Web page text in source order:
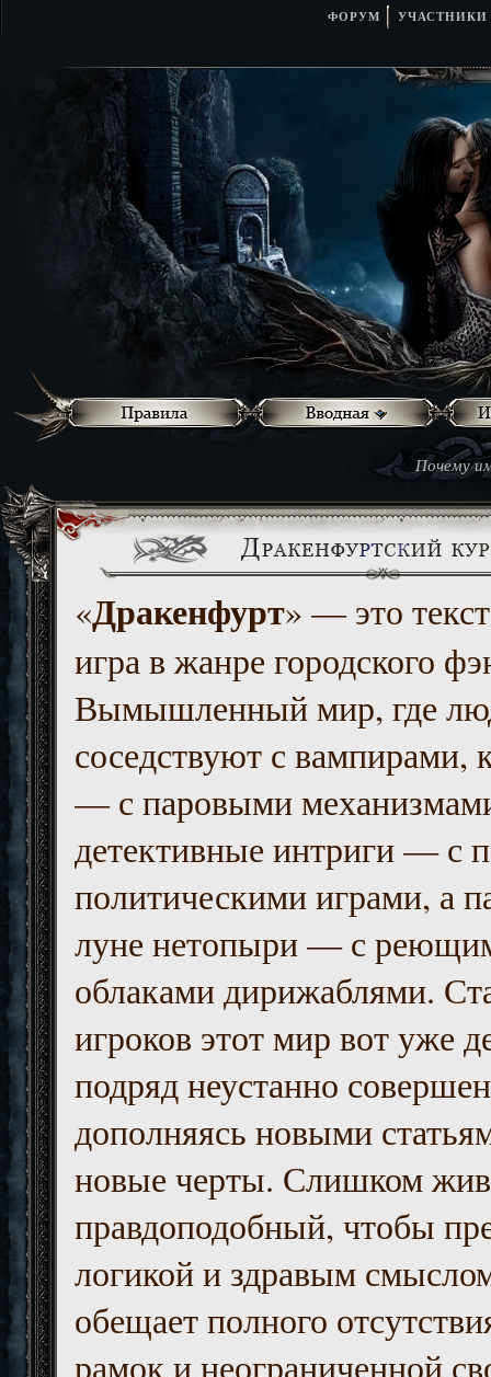
ФОРУМ УЧАСТНИКИ
Почему
«Дракенфурт» — это
игра в жанре городского
Вымышленный мир, где
соседствуют с вампирами,
— с паровыми
детективные интриги — с
политическими играми, а
луне нетопыри — с
облаками дирижаблями.
игроков этот мир вот уже
подряд неустанно
дополняясь новыми
новые черты. Слишком
правдоподобный, чтобы
логикой и здравым
обещает полного
рамок и неограниченной